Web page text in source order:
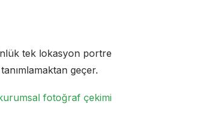
tek lokasyon portre
geçer.
fotoğraf çekimi